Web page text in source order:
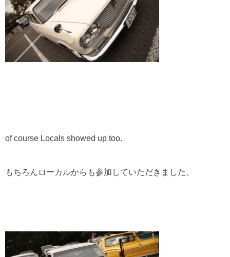
of course Locals showed up too.
もちろんローカルからも参加していただきました。